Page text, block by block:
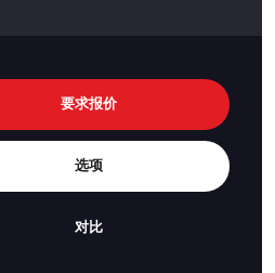
要求报价
选项
对比